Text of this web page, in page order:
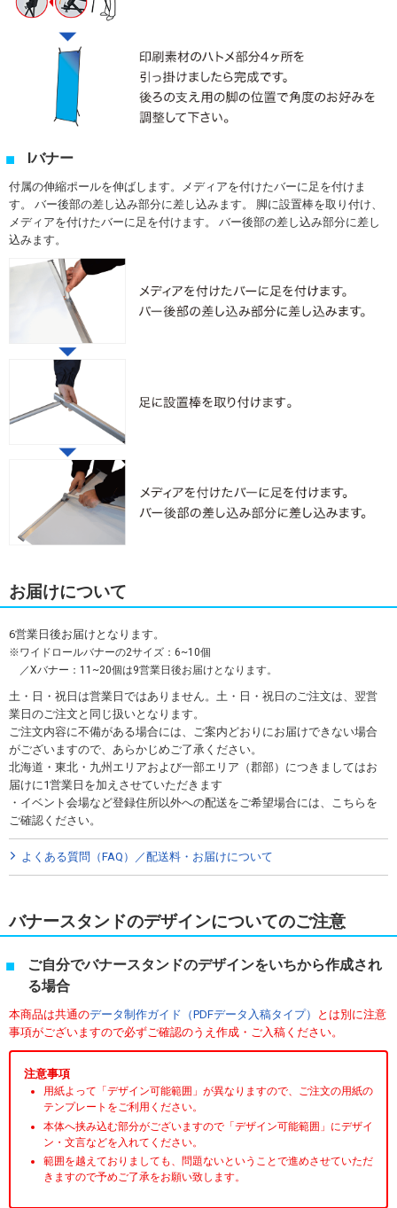
Iバナー
付属の伸縮ポールを伸ばします。メディアを付けたバーに足を付けま
す。 バー後部の差し込み部分に差し込みます。 脚に設置棒を取り付け、
メディアを付けたバーに足を付けます。 バー後部の差し込み部分に差し
込みます。
お届けについて
6営業日後お届けとなります。
ワイドロールバナーの2サイズ：6~10個
／Xバナー：11~20個は9営業日後お届けとなります。
土・日・祝日は営業日ではありません。土・日・祝日のご注文は、翌営
業日のご注文と同じ扱いとなります。
ご注文内容に不備がある場合には、ご案内どおりにお届けできない場合
がございますので、あらかじめご了承ください。
北海道・東北・九州エリアおよび一部エリア（郡部）につきましてはお
届けに1営業日を加えさせていただきます
・イベント会場など登録住所以外への配送をご希望場合には、こちらを
ご確認ください。
よくある質問（FAQ）／配送料・お届けについて
バナースタンドのデザインについてのご注意
ご自分でバナースタンドのデザインをいちから作成され
る場合
本商品は共通のデータ制作ガイド（PDFデータ入稿タイプ）
とは別に注意
事項がございますので必ずご確認のうえ作成・ご入稿ください。
注意事項
用紙よって「デザイン可能範囲」が異なりますので、ご注文の用紙の
テンプレートをご利用ください。
本体へ挟み込む部分がございますので「デザイン可能範囲」にデザイ
ン・文言などを入れてください。
範囲を越えておりましても、問題ないということで進めさせていただ
きますので予めご了承をお願い致します。